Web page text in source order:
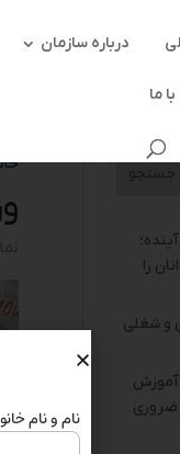
درباره سازمان
ما
را
و شغلی
آموزش
ضروری
نام و نام